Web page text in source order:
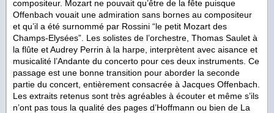
compositeur. Mozart ne pouvait qu’être de la fête puisque
Offenbach vouait une admiration sans bornes au compositeur
et qu’il a été surnommé par Rossini “le petit Mozart des
Champs-Elysées”. Les solistes de l’orchestre, Thomas Saulet à
la flûte et Audrey Perrin à la harpe, interprètent avec aisance et
musicalité l’Andante du concerto pour ces deux instruments. Ce
passage est une bonne transition pour aborder la seconde
partie du concert, entièrement consacrée à Jacques Offenbach.
Les extraits retenus sont très agréables à écouter et même s’ils
n’ont pas tous la qualité des pages d’Hoffmann ou bien de La